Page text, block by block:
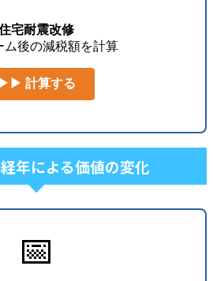
宅耐震改修
ム後の減税額を計算
▶▶ 計算する
年による価値の変化
📅